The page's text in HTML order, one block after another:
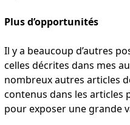
Plus d’opportunités
Il y a beaucoup d’autres
celles décrites dans mes
nombreux autres articles
contenus dans les articles
pour exposer une grande